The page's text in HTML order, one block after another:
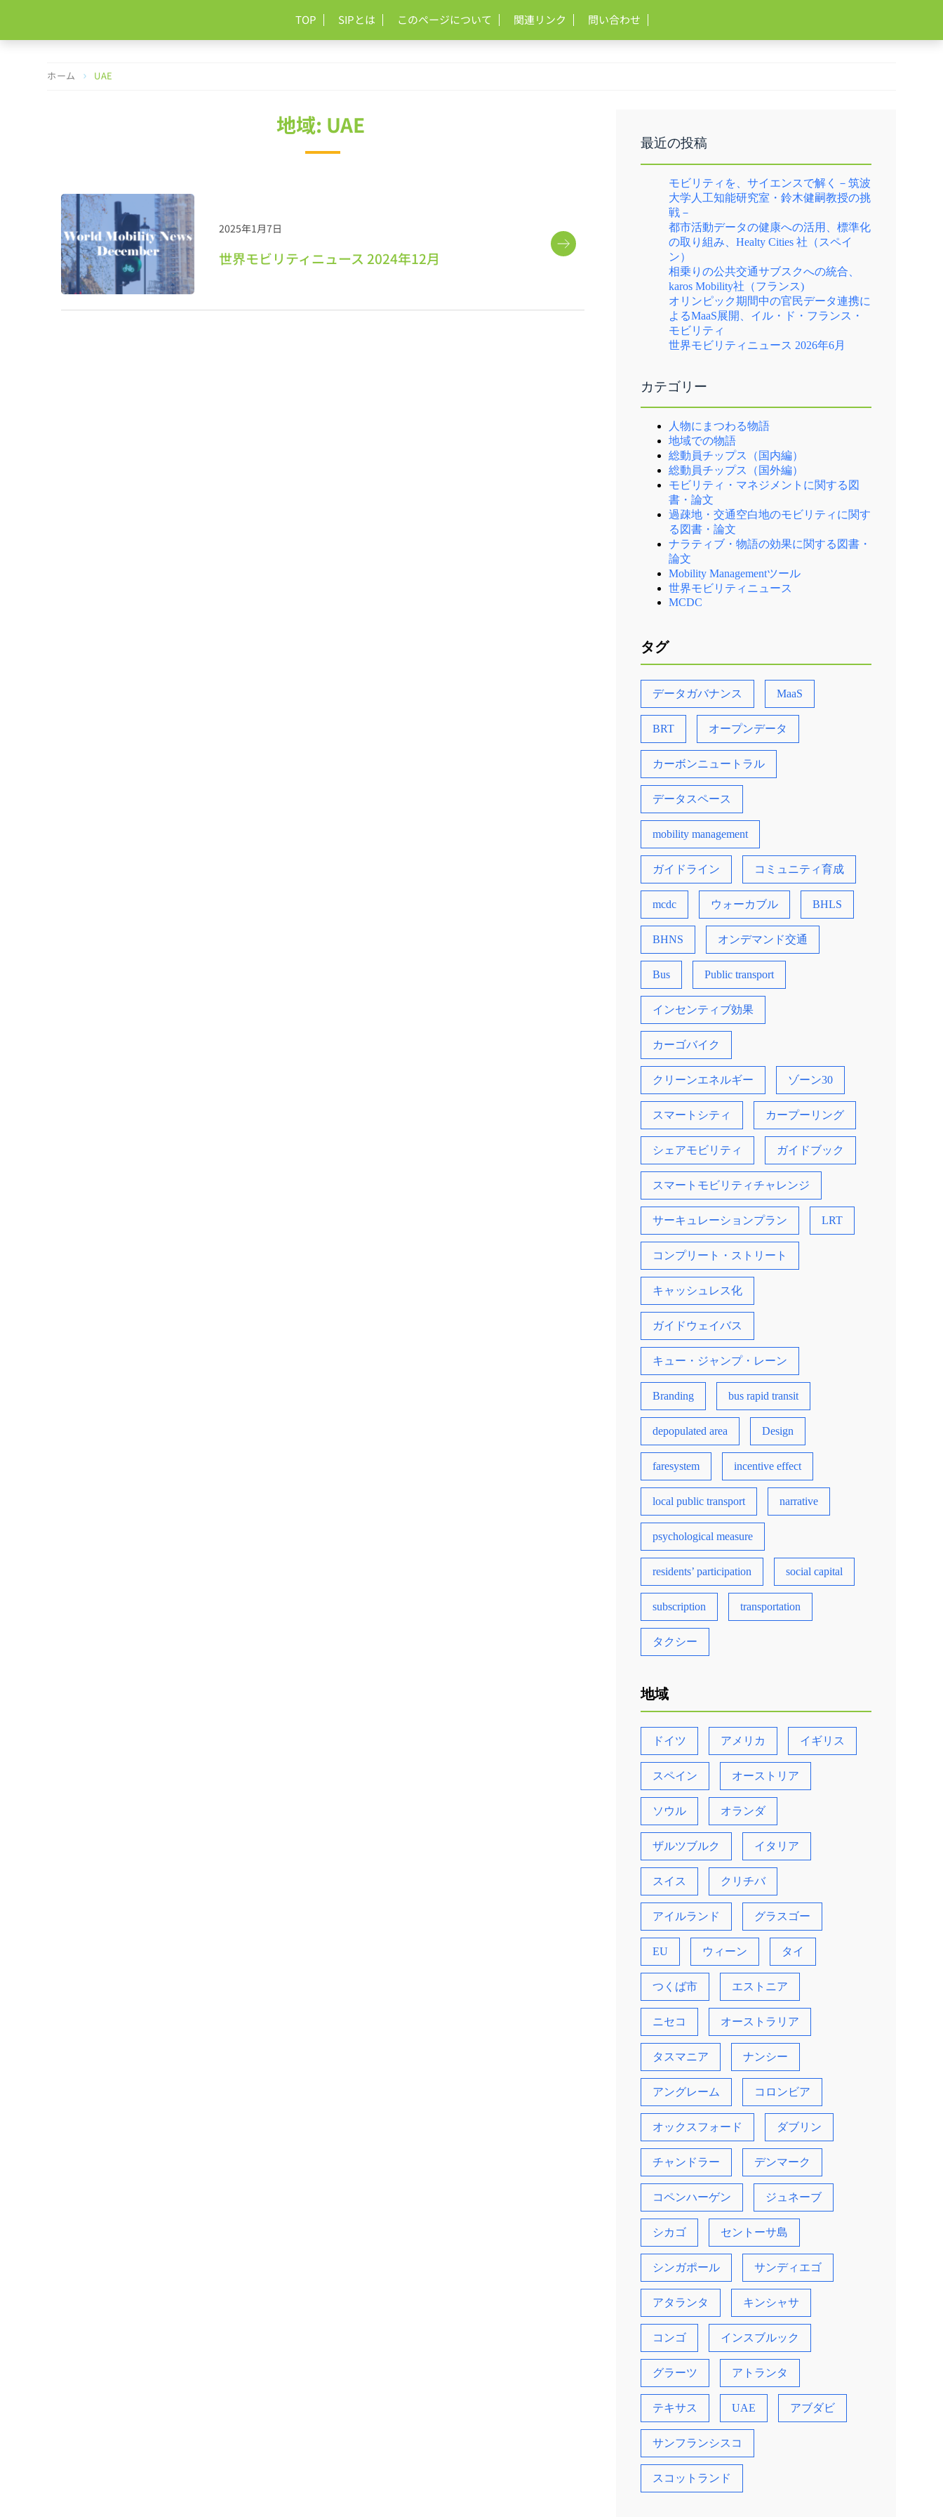
TOP SIPとは このページについて 関連リンク 問い合わせ
ホーム UAE
地域: UAE
2025年1月7日
世界モビリティニュース 2024年12月
最近の投稿
モビリティを、サイエンスで解く－筑波
大学人工知能研究室・鈴木健嗣教授の挑
戦－
都市活動データの健康への活用、標準化
の取り組み、Healty Cities 社（スペイ
ン）
相乗りの公共交通サブスクへの統合、
karos Mobility社（フランス)
オリンピック期間中の官民データ連携に
よるMaaS展開、イル・ド・フランス・
モビリティ
世界モビリティニュース 2026年6月
カテゴリー
人物にまつわる物語
地域での物語
総動員チップス（国内編）
総動員チップス（国外編）
モビリティ・マネジメントに関する図
書・論文
過疎地・交通空白地のモビリティに関す
る図書・論文
ナラティブ・物語の効果に関する図書・
論文
Mobility Managementツール
世界モビリティニュース
MCDC
タグ
データガバナンス MaaS
BRT オープンデータ
カーボンニュートラル
データスペース
mobility management
ガイドライン コミュニティ育成
mcdc ウォーカブル BHLS
BHNS オンデマンド交通
Bus Public transport
インセンティブ効果
カーゴバイク
クリーンエネルギー ゾーン30
スマートシティ カープーリング
シェアモビリティ ガイドブック
スマートモビリティチャレンジ
サーキュレーションプラン LRT
コンプリート・ストリート
キャッシュレス化
ガイドウェイバス
キュー・ジャンプ・レーン
Branding bus rapid transit
depopulated area Design
faresystem incentive effect
local public transport narrative
psychological measure
residents’ participation social capital
subscription transportation
タクシー
地域
ドイツ アメリカ イギリス
スペイン オーストリア
ソウル オランダ
ザルツブルク イタリア
スイス クリチバ
アイルランド グラスゴー
EU ウィーン タイ
つくば市 エストニア
ニセコ オーストラリア
タスマニア ナンシー
アングレーム コロンビア
オックスフォード ダブリン
チャンドラー デンマーク
コペンハーゲン ジュネーブ
シカゴ セントーサ島
シンガポール サンディエゴ
アタランタ キンシャサ
コンゴ インスブルック
グラーツ アトランタ
テキサス UAE アブダビ
サンフランシスコ
スコットランド